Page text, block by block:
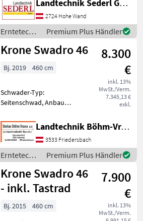
hydraulischem Aushub.
Tastrad Seitlich klappbare
Zinkenarme
Weitwinkelgelenkwelle
Erntetechnik
Landtechnik Sederl GmbH
2724 Hohe Wand
Erntetechnik
Grünland /
Krone
Premium Plus Händler
Krone Swadro 46
8.300
€
inkl. 13%
MwSt./Verm.
7.345,13 €
exkl.
Bj. 2019 460 cm
Schwader-Typ:
Seitenschwad, Anbau
Nachlaufeinrichtung,
Tandemachse Verkaufe
wenig gebrauchten
Schwader Krone Swadro 46,
Bj. 2019, seit etlichen
Jahren nicht m
Landtechnik Böhm-Vrana GmbH
3533 Friedersbach
Erntetechnik
Grünland /
Krone
Premium Plus Händler
Krone Swadro 46
- inkl. Tastrad
7.900
€
inkl. 13%
MwSt./Verm.
Bj. 2015
460 cm